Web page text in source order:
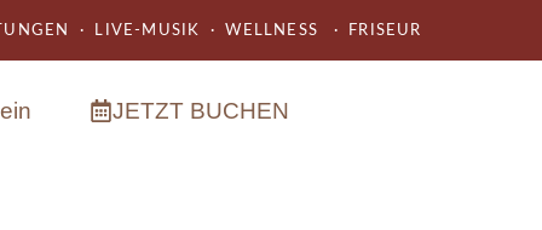
· LIVE-MUSIK · WELLNESS · FRISEUR
JETZT BUCHEN